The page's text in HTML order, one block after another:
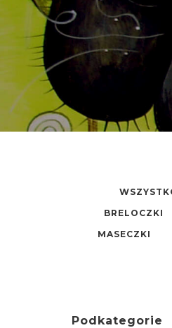
BRELOCZKI
MASECZKI
Podkategorie